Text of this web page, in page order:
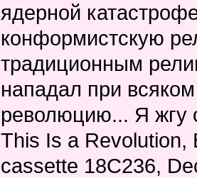
ядерной
конформистскую
традиционным
нападал при
революцию... Я жгу
This Is a Revolution,
cassette 18C236,